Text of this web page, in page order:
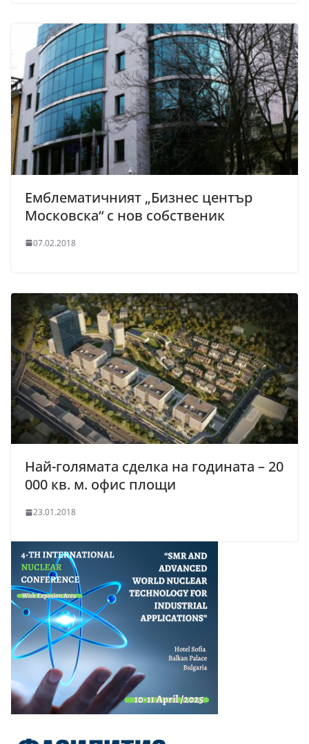
Емблематичният „Бизнес център
Московска“ с нов собственик
07.02.2018
Най-голямата сделка на годината – 20
000 кв. м. офис площи
23.01.2018